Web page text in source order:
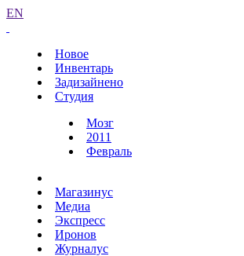
EN
Новое
Инвентарь
Задизайнено
Студия
Мозг
2011
Февраль
Магазинус
Медиа
Экспресс
Иронов
Журналус